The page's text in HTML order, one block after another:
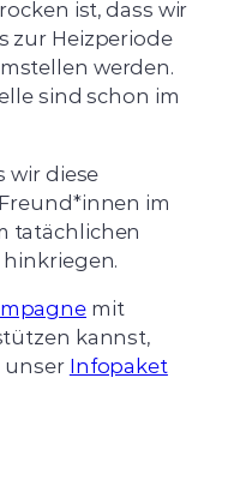
ist, dass wir
zur Heizperiode
werden.
sind schon im
wir diese
im
tatächlichen
hinkriegen.
mit
kannst,
unser Infopaket